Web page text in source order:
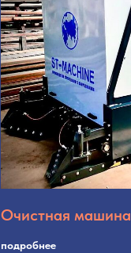
Очистная машина
подробнее